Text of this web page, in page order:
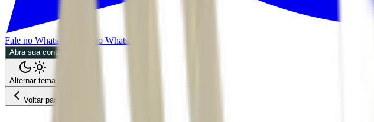
Fale no WhatsApp Fale no WhatsApp
Abra sua conta
Alternar tema
Voltar para o Feed